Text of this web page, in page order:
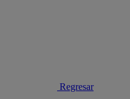
Regresar